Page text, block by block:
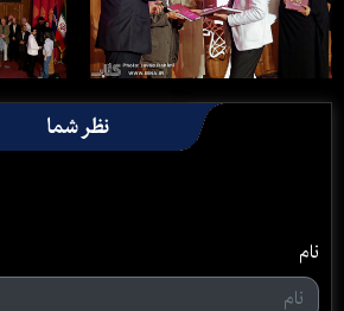
نظر شما
نام